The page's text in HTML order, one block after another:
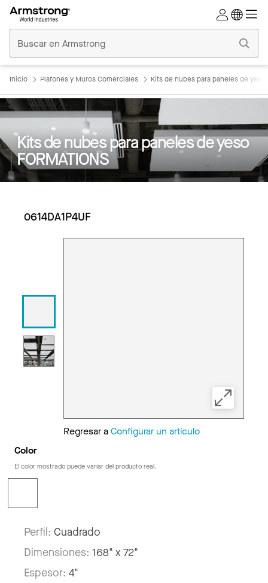
Comerciales
Inicio
Inicio Plafones y Muros Comerciales Kits de nubes para paneles de yeso
Kits de nubes para paneles de yeso
FORMATIONS
0614DA1P4UF
Regresar aConfigurar un artículo
Color
El color mostrado puede variar del producto real.
Perfil: Cuadrado
Dimensiones: 168" x 72"
Espesor: 4"